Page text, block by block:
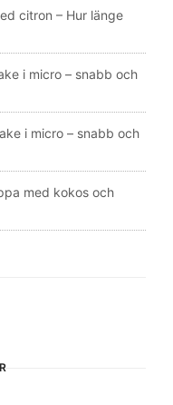
citron – Hur länge
i micro – snabb och
i micro – snabb och
med kokos och